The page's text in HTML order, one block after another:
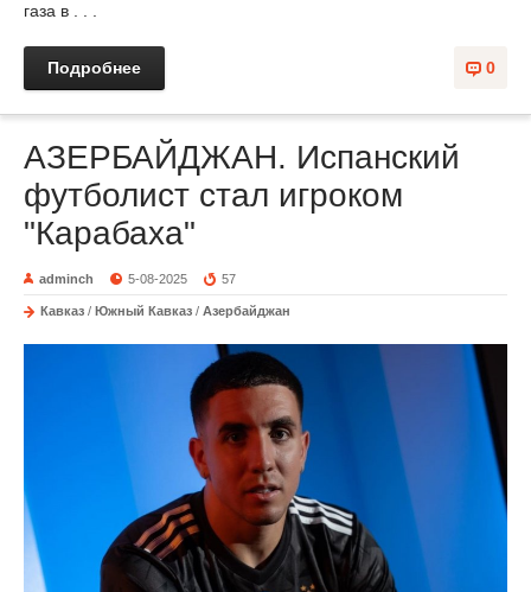
газа в . . .
0
Подробнее
АЗЕРБАЙДЖАН. Испанский
футболист стал игроком
"Карабаха"
adminch 5-08-2025 57
Кавказ / Южный Кавказ / Азербайджан